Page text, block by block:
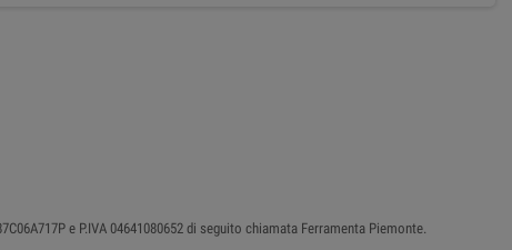
e P.IVA 04641080652 di seguito chiamata Ferramenta Piemonte.